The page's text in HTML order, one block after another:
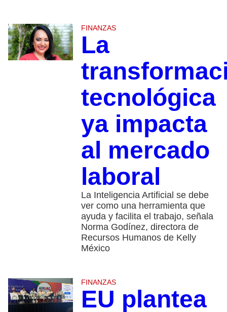
FINANZAS
La
tecnológica
ya impacta
al mercado
laboral
La Inteligencia Artificial se debe
ver como una herramienta que
ayuda y facilita el trabajo, señala
Norma Godínez, directora de
Recursos Humanos de Kelly
México
FINANZAS
EU plantea